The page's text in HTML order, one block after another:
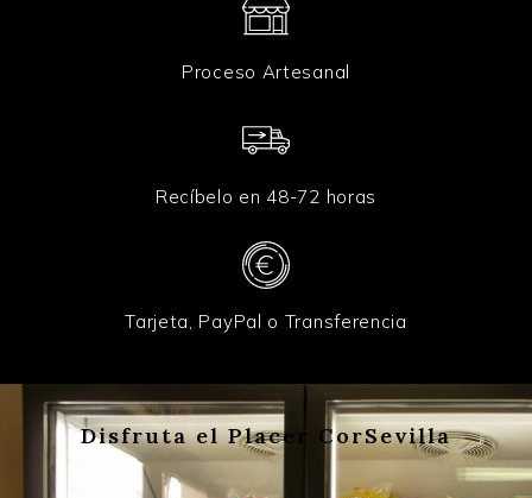
Proceso Artesanal
Recíbelo en 48-72 horas
Tarjeta, PayPal o Transferencia
Disfruta el Placer CorSevilla